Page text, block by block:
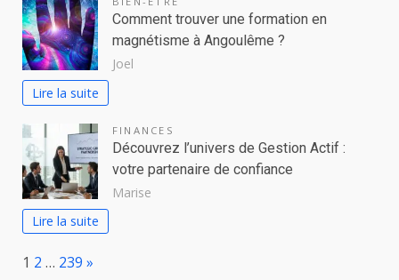
Comment trouver une formation en
magnétisme à Angoulême ?
Joel
Lire la suite
FINANCES
Découvrez l’univers de Gestion Actif :
votre partenaire de confiance
Marise
Lire la suite
Page:
1 2 … 239 Next
»